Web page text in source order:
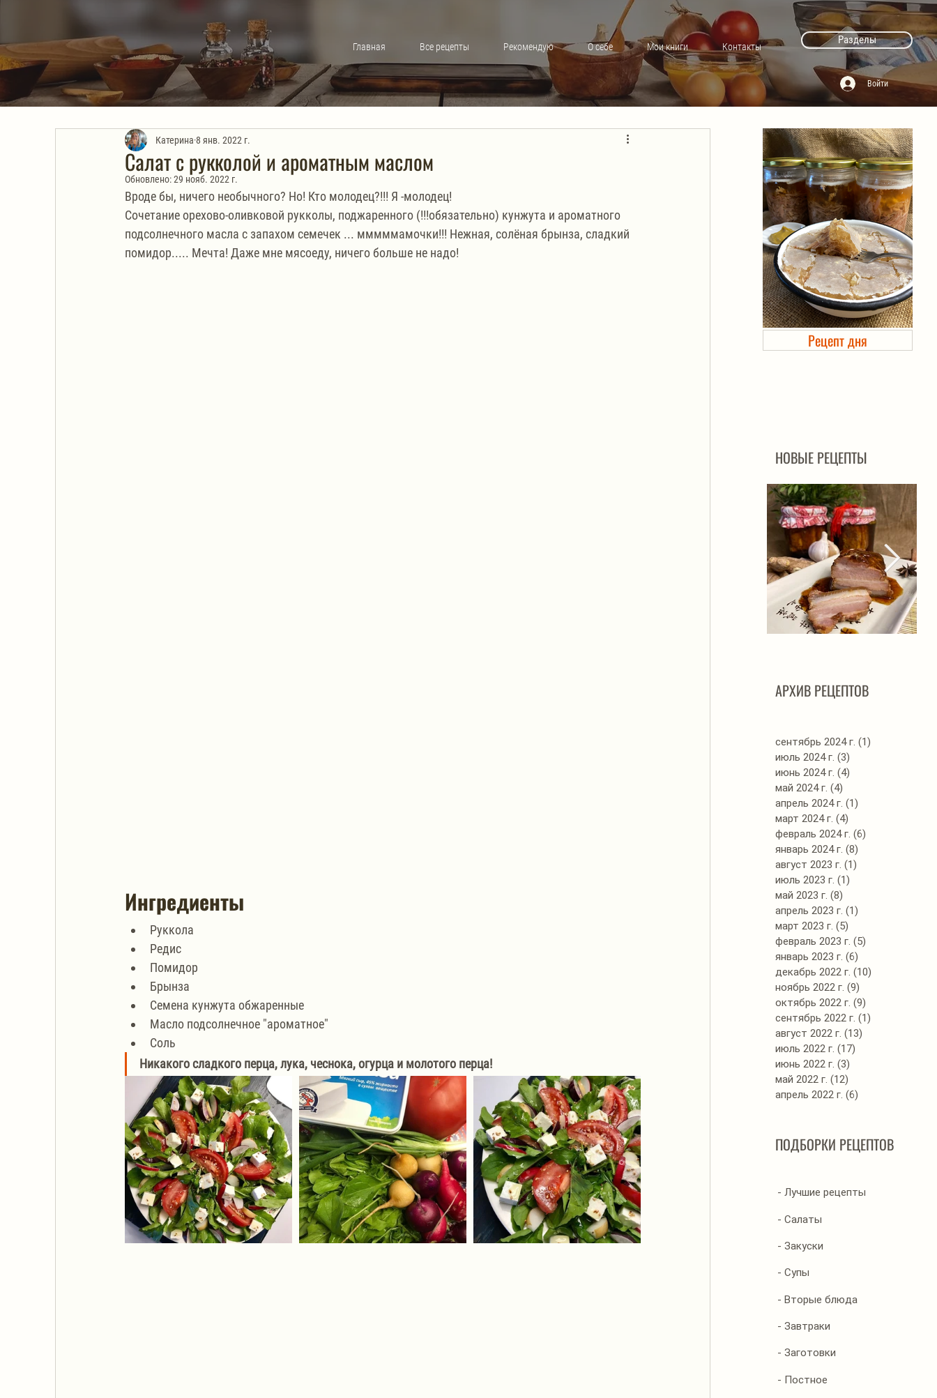
Главная Все рецепты Рекомендую О себе Мои книги Контакты
Разделы
Войти
Салат с рукколой и ароматным маслом
Катерина 8 янв. 2022 г.
Обновлено:29 нояб. 2022 г.
Вроде бы, ничего необычного? Но! Кто молодец?!!! Я -молодец!
Сочетание орехово-оливковой рукколы, поджаренного (!!!обязательно) кунжута и ароматного
подсолнечного масла с запахом семечек ... мммммамочки!!! Нежная, солёная брынза, сладкий
помидор..... Мечта! Даже мне мясоеду, ничего больше не надо!
Ингредиенты
Руккола
Редис
Помидор
Брынза
Семена кунжута обжаренные
Масло подсолнечное "ароматное"
Соль
Никакого сладкого перца, лука, чеснока, огурца и молотого перца!
Холодец в банке. Автоклав
Рецепт дня
НОВЫЕ РЕЦЕПТЫ
соусе
АРХИВ РЕЦЕПТОВ
сентябрь 2024 г. (1)
июль 2024 г. (3)
июнь 2024 г. (4)
май 2024 г. (4)
апрель 2024 г. (1)
март 2024 г. (4)
февраль 2024 г. (6)
январь 2024 г. (8)
август 2023 г. (1)
июль 2023 г. (1)
май 2023 г. (8)
апрель 2023 г. (1)
март 2023 г. (5)
февраль 2023 г. (5)
январь 2023 г. (6)
декабрь 2022 г. (10)
ноябрь 2022 г. (9)
октябрь 2022 г. (9)
сентябрь 2022 г. (1)
август 2022 г. (13)
июль 2022 г. (17)
июнь 2022 г. (3)
май 2022 г. (12)
апрель 2022 г. (6)
ПОДБОРКИ РЕЦЕПТОВ
- Лучшие рецепты
- Салаты
- Закуски
- Супы
- Вторые блюда
- Завтраки
- Заготовки
- Постное